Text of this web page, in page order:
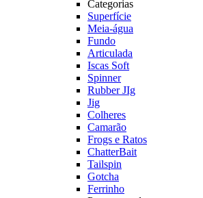
Categorias
Superfície
Meia-água
Fundo
Articulada
Iscas Soft
Spinner
Rubber JIg
Jig
Colheres
Camarão
Frogs e Ratos
ChatterBait
Tailspin
Gotcha
Ferrinho